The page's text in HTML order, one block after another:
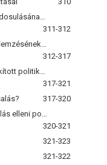
311-312
312-317
317-321
317-320
320-321
321-323
321-322